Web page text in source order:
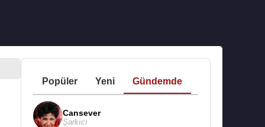
Popüler Yeni Gündemde
Cansever
Şarkıcı